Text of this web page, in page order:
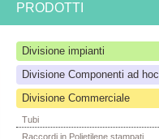
PRODOTTI
Divisione impianti
Divisione Componenti ad hoc
Divisione Commerciale
Tubi
Raccordi in Polietilene stampati